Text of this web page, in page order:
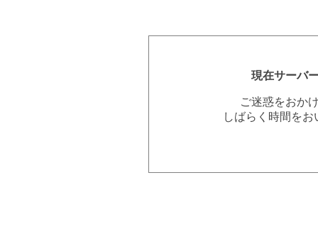
現在サーバ
ご迷惑をおか
しばらく時間を